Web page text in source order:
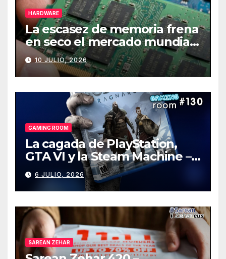
HARDWARE
La escasez de memoria frena
en seco el mercado mundial
de PCs
10 JULIO, 2026
GAMING ROOM
La cagada de PlayStation,
GTA VI y la Steam Machine –
Gaming Room #130
6 JULIO, 2026
SAREAN ZEHAR